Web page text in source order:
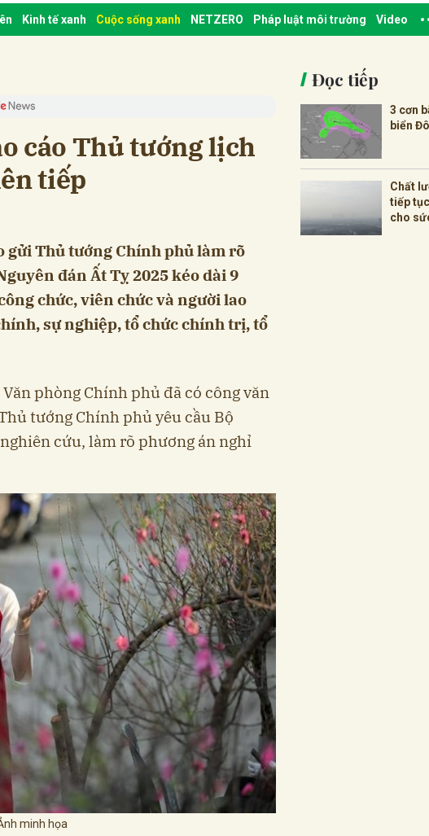
Kinh tế xanh Cuộc sống xanh NETZERO Pháp luật môi trường Video
cáo Thủ tướng lịch
tiếp
gửi Thủ tướng Chính phủ làm rõ
đán Ất Tỵ 2025 kéo dài 9
chức, viên chức và người lao
sự nghiệp, tổ chức chính trị, tổ
phòng Chính phủ đã có công văn
tướng Chính phủ yêu cầu Bộ
cứu, làm rõ phương án nghỉ
minh họa
Đọc tiếp
3 cơn
biển
Chất
tiếp
cho